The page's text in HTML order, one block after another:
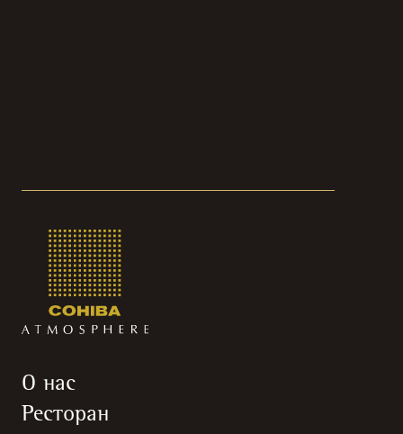
О нас
Ресторан